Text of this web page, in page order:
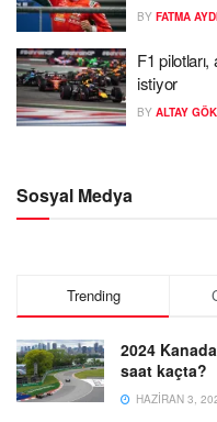
BY FATMA
F1 pilotları,
istiyor
BY ALTAY GÖK
Sosyal Medya
Trending
2024
saat kaçta?
HAZIRAN 3,